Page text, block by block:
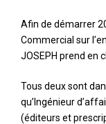
Afin de démarrer
Commercial sur
JOSEPH prend en
Tous deux sont
qu’Ingénieur
(éditeurs et